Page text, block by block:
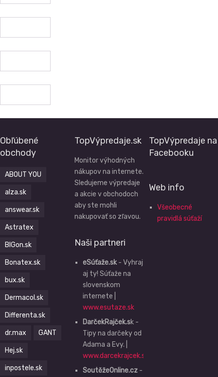
Obľúbené
obchody
ABOUT YOU
alza.sk
answear.sk
Astratex
BIGon.sk
Bonatex.sk
bux.sk
Dermacol.sk
Differenta.sk
dr.max GANT
Hej.sk
inpostele.sk
TopVýpredaje.sk
Monitor výhodných
nákupov na internete.
Sledujeme výpredaje
a akcie v obchodoch
aby ste mohli
nakupovať so zľavou.
Naši partneri
eSúťaže.sk- Vyhraj
aj ty! Súťaže na
slovenskom
internete |
www.esutaze.sk
DarčekRajček.sk -
Tipy na darčeky od
Adama a Evy. |
www.darcekrajcek.sk
SoutěžeOnline.cz-
TopVýpredaje na
Facebooku
Web info
Všeobecné
pravidlá súťaží